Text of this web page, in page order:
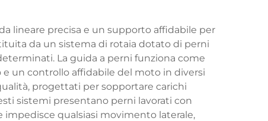
lineare precisa e un supporto affidabile per
da un sistema di rotaia dotato di perni
La guida a perni funziona come
un controllo affidabile del moto in diversi
progettati per sopportare carichi
sistemi presentano perni lavorati con
qualsiasi movimento laterale,